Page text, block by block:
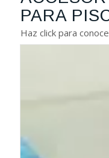
PARA
Haz click para